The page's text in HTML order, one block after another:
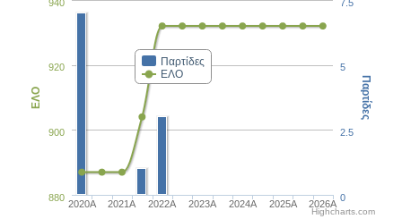
Παρτίδες
ΕΛΟ
2020A 2021A 2022A 2023Α 2024A 2025A 2026A
880
900
920
940
ΕΛΟ
0
2.5
5
7.5
Παρτίδες
Highcharts.com